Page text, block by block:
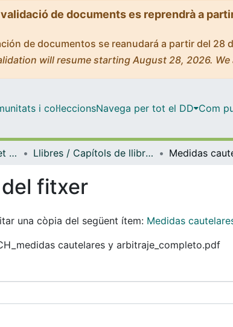
de documents es reprendrà a
de documentos se reanudará a partir del 28
will resume starting August 28, 2026.
i col·leccionsNavega per tot el DD Com
Dret Administratiu, Dret Processal i Dret Financer i Tributari Llibres / Capítols de llibre (Dret Administratiu, Dret Processal i Dret Financer i Tributari)
del fitxer
una còpia del següent ítem: Medidas
cautelares y arbitraje_completo.pdf